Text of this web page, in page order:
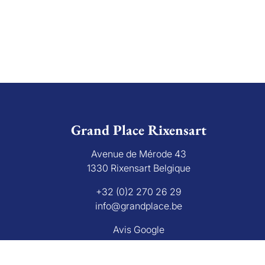
Grand Place Rixensart
Avenue de Mérode 43
1330 Rixensart Belgique
+32 (0)2 270 26 29
info@grandplace.be
Avis Google